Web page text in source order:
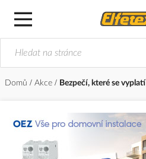
Domů Akce Bezpečí, které se vyplatí